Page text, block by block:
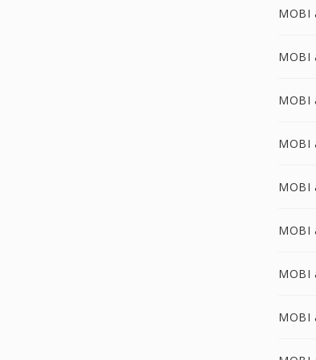
MOBI
MOBI
MOBI
MOBI
MOBI
MOBI
MOBI
MOBI